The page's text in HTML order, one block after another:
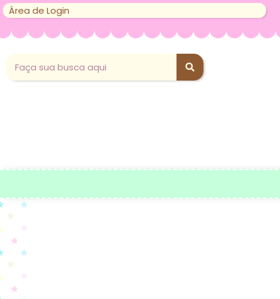
Área de Login